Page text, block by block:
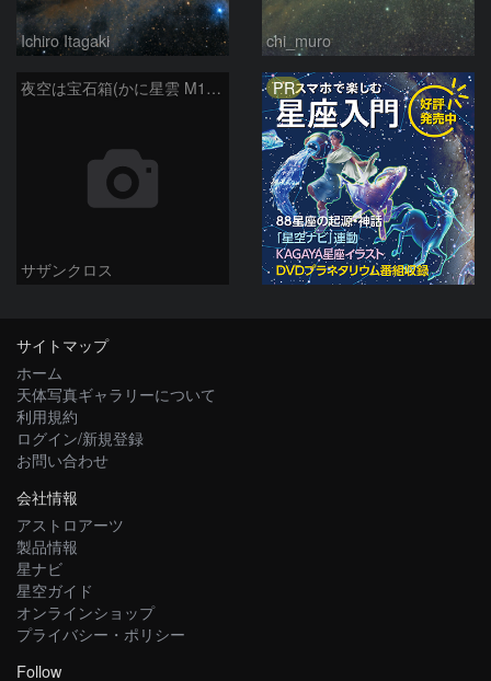
Ichiro Itagaki chi_muro
夜空は宝石箱(かに星雲 M1) Seestar50
サザンクロス
PR
サイトマップ
ホーム
天体写真ギャラリーについて
利用規約
ログイン/新規登録
お問い合わせ
会社情報
アストロアーツ
製品情報
星ナビ
星空ガイド
オンラインショップ
プライバシー・ポリシー
Follow